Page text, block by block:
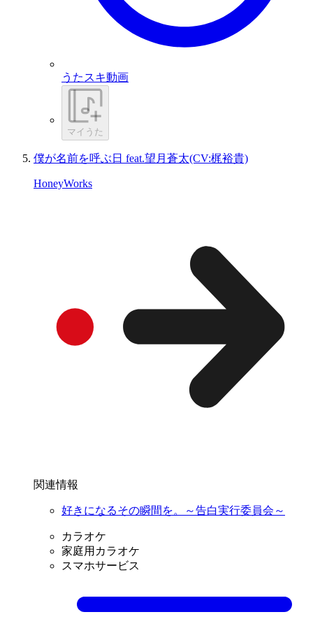
うたスキ動画
マイうた
僕が名前を呼ぶ日 feat.望月蒼太(CV:梶裕貴)
HoneyWorks
関連情報
好きになるその瞬間を。～告白実行委員会～
カラオケ
家庭用カラオケ
スマホサービス